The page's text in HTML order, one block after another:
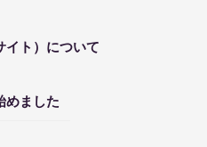
イト）について
めました